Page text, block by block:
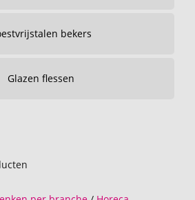
bekers
Glazen flessen